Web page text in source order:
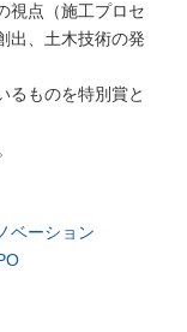
視点（施工プロセ
出、土木技術の発
るものを特別賞と
ベーション